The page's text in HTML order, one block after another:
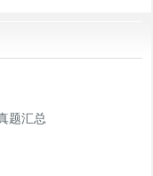
题汇总